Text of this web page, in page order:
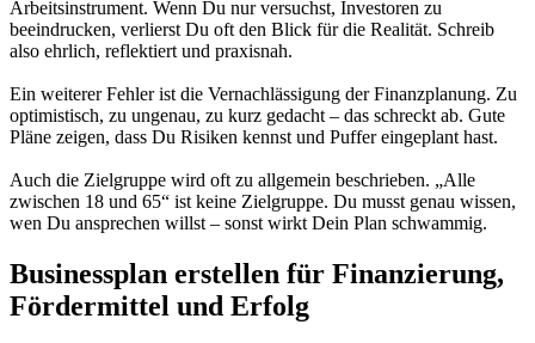
Arbeitsinstrument. Wenn Du nur versuchst, Investoren zu
beeindrucken, verlierst Du oft den Blick für die Realität. Schreib
also ehrlich, reflektiert und praxisnah.
Ein weiterer Fehler ist die Vernachlässigung der Finanzplanung. Zu
optimistisch, zu ungenau, zu kurz gedacht – das schreckt ab. Gute
Pläne zeigen, dass Du Risiken kennst und Puffer eingeplant hast.
Auch die Zielgruppe wird oft zu allgemein beschrieben. „Alle
zwischen 18 und 65“ ist keine Zielgruppe. Du musst genau wissen,
wen Du ansprechen willst – sonst wirkt Dein Plan schwammig.
Businessplan erstellen für Finanzierung,
Fördermittel und Erfolg